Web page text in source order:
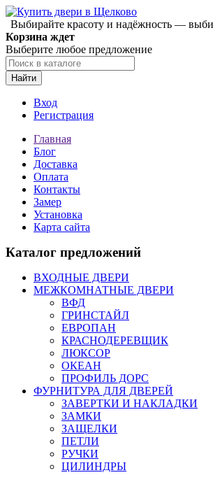
Выбирайте красоту и надёжность —
Корзина ждет
Выберите любое предложение
Найти
Вход
Регистрация
Главная
Блог
Доставка
Оплата
Контакты
Замер
Установка
Карта сайта
Каталог предложений
ВХОДНЫЕ ДВЕРИ
МЕЖКОМНАТНЫЕ ДВЕРИ
ВФД
ГРИНСТАЙЛ
ЕВРОПАН
КРАСНОДЕРЕВЩИК
ЛЮКСОР
ОКЕАН
ПРОФИЛЬ ДОРС
ФУРНИТУРА ДЛЯ ДВЕРЕЙ
ЗАВЕРТКИ И НАКЛАДКИ
ЗАМКИ
ЗАЩЕЛКИ
ПЕТЛИ
РУЧКИ
ЦИЛИНДРЫ